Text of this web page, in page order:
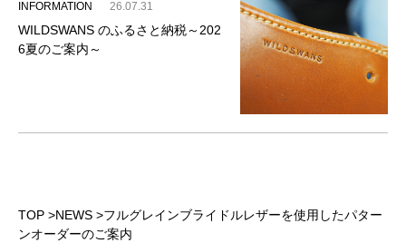
INFORMATION 26.07.31
WILDSWANS のふるさと納税～202
6夏のご案内～
TOP >NEWS >フルグレインブライドルレザーを使用したパター
ンオーダーのご案内